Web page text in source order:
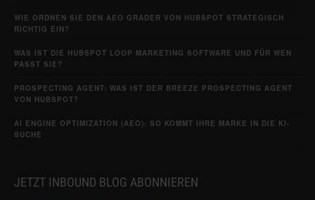
WIE ORDNEN SIE DEN AEO GRADER VON HUBSPOT STRATEGISCH
RICHTIG EIN?
WAS IST DIE HUBSPOT LOOP MARKETING SOFTWARE UND FÜR WEN
PASST SIE?
PROSPECTING AGENT: WAS IST DER BREEZE PROSPECTING AGENT
VON HUBSPOT?
AI ENGINE OPTIMIZATION (AEO): SO KOMMT IHRE MARKE IN DIE KI-
SUCHE
JETZT INBOUND BLOG ABONNIEREN